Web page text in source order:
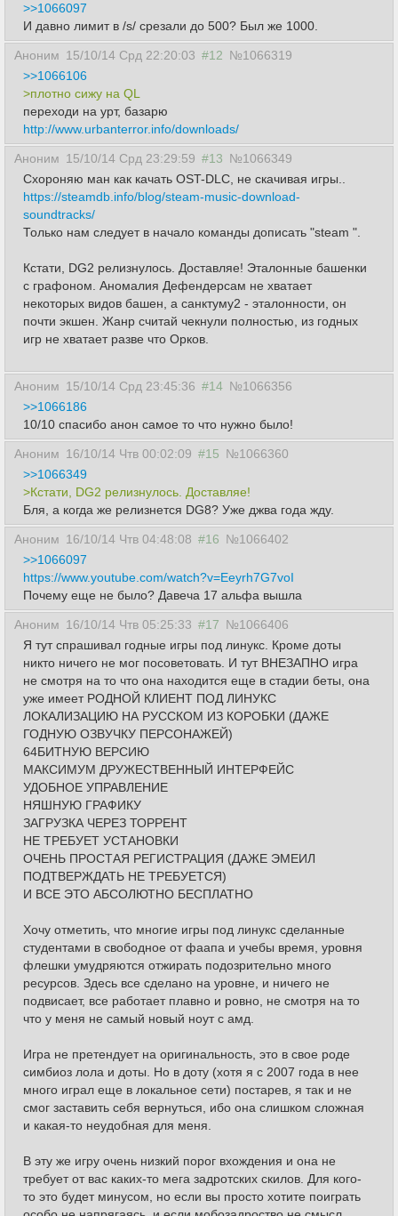
>>1066097
И давно лимит в /s/ срезали до 500? Был же 1000.
Аноним 15/10/14 Срд 22:20:03 #12 №1066319
>>1066106
>плотно сижу на QL
переходи на урт, базарю
http://www.urbanterror.info/downloads/
Аноним 15/10/14 Срд 23:29:59 #13 №1066349
Схороняю ман как качать OST-DLC, не скачивая игры..
https://steamdb.info/blog/steam-music-download-
soundtracks/
Только нам следует в начало команды дописать "steam ".
Кстати, DG2 релизнулось. Доставляе! Эталонные башенки
с графоном. Аномалия Дефендерсам не хватает
некоторых видов башен, а санктуму2 - эталонности, он
почти экшен. Жанр считай чекнули полностью, из годных
игр не хватает разве что Орков.
Аноним 15/10/14 Срд 23:45:36 #14 №1066356
>>1066186
10/10 спасибо анон самое то что нужно было!
Аноним 16/10/14 Чтв 00:02:09 #15 №1066360
>>1066349
>Кстати, DG2 релизнулось. Доставляе!
Бля, а когда же релизнется DG8? Уже джва года жду.
Аноним 16/10/14 Чтв 04:48:08 #16 №1066402
>>1066097
https://www.youtube.com/watch?v=Eeyrh7G7voI
Почему еще не было? Давеча 17 альфа вышла
Аноним 16/10/14 Чтв 05:25:33 #17 №1066406
Я тут спрашивал годные игры под линукс. Кроме доты
никто ничего не мог посоветовать. И тут ВНЕЗАПНО игра
не смотря на то что она находится еще в стадии беты, она
уже имеет РОДНОЙ КЛИЕНТ ПОД ЛИНУКС
ЛОКАЛИЗАЦИЮ НА РУССКОМ ИЗ КОРОБКИ (ДАЖЕ
ГОДНУЮ ОЗВУЧКУ ПЕРСОНАЖЕЙ)
64БИТНУЮ ВЕРСИЮ
МАКСИМУМ ДРУЖЕСТВЕННЫЙ ИНТЕРФЕЙС
УДОБНОЕ УПРАВЛЕНИЕ
НЯШНУЮ ГРАФИКУ
ЗАГРУЗКА ЧЕРЕЗ ТОРРЕНТ
НЕ ТРЕБУЕТ УСТАНОВКИ
ОЧЕНЬ ПРОСТАЯ РЕГИСТРАЦИЯ (ДАЖЕ ЭМЕИЛ
ПОДТВЕРЖДАТЬ НЕ ТРЕБУЕТСЯ)
И ВСЕ ЭТО АБСОЛЮТНО БЕСПЛАТНО
Хочу отметить, что многие игры под линукс сделанные
студентами в свободное от фаапа и учебы время, уровня
флешки умудряются отжирать подозрительно много
ресурсов. Здесь все сделано на уровне, и ничего не
подвисает, все работает плавно и ровно, не смотря на то
что у меня не самый новый ноут с амд.
Игра не претендует на оригинальность, это в свое роде
симбиоз лола и доты. Но в доту (хотя я с 2007 года в нее
много играл еще в локальное сети) постарев, я так и не
смог заставить себя вернуться, ибо она слишком сложная
и какая-то неудобная для меня.
В эту же игру очень низкий порог вхождения и она не
требует от вас каких-то мега задротских скилов. Для кого-
то это будет минусом, но если вы просто хотите поиграть